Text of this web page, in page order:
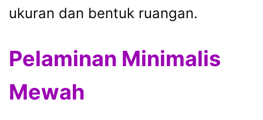
ukuran dan bentuk ruangan.
Pelaminan Minimalis
Mewah